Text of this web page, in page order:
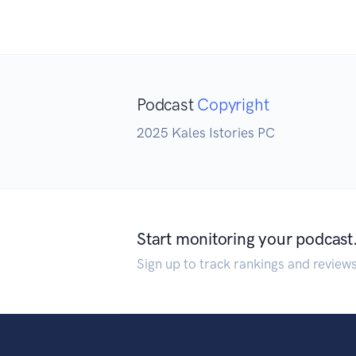
Podcast Copyright
2025 Kales Istories PC
Start monitoring your podcast.
Sign up to track rankings and